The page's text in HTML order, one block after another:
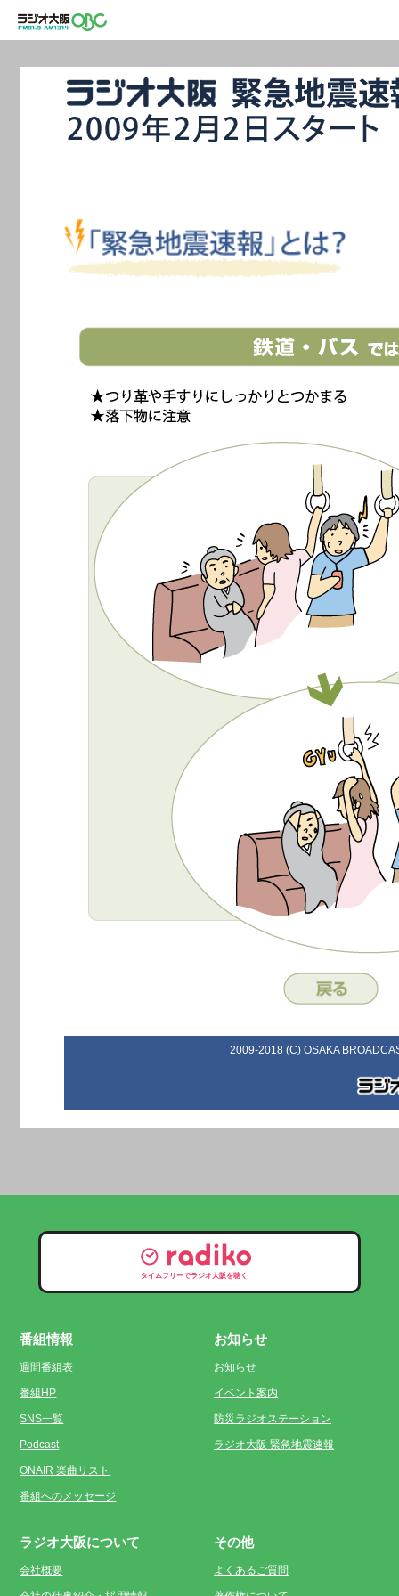
2009-2018 (C) OSAKA
タイムフリーでラジオ大阪を聴く
番組情報
週間番組表
番組HP
SNS一覧
Podcast
ONAIR 楽曲リスト
番組へのメッセージ
お知らせ
お知らせ
イベント案内
防災ラジオステーション
ラジオ大阪 緊急地震速報
ラジオ大阪について
会社概要
その他
よくあるご質問